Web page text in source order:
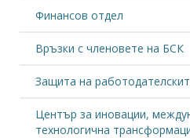
Финансов отдел
Връзки с членовете на БСК
Защита на
Център за иновации,
технологична